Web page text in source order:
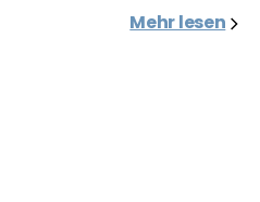
Mehr lesen